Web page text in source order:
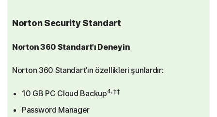
Norton Security Standart
Norton 360 Standart'ı Deneyin
Norton 360 Standart’ın özellikleri şunlardır:
10 GB PC Cloud Backup4, ‡‡
Password Manager